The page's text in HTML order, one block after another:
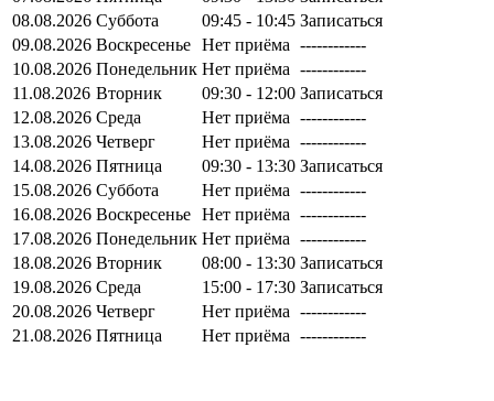
08.08.2026 Суббота 09:45 - 10:45 Записаться
09.08.2026 Воскресенье Нет приёма ------------
10.08.2026 Понедельник Нет приёма ------------
11.08.2026 Вторник 09:30 - 12:00 Записаться
12.08.2026 Среда Нет приёма ------------
13.08.2026 Четверг Нет приёма ------------
14.08.2026 Пятница 09:30 - 13:30 Записаться
15.08.2026 Суббота Нет приёма ------------
16.08.2026 Воскресенье Нет приёма ------------
17.08.2026 Понедельник Нет приёма ------------
18.08.2026 Вторник 08:00 - 13:30 Записаться
19.08.2026 Среда 15:00 - 17:30 Записаться
20.08.2026 Четверг Нет приёма ------------
21.08.2026 Пятница Нет приёма ------------